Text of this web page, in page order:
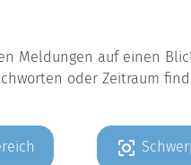
Meldungen auf einen
oder Zeitraum